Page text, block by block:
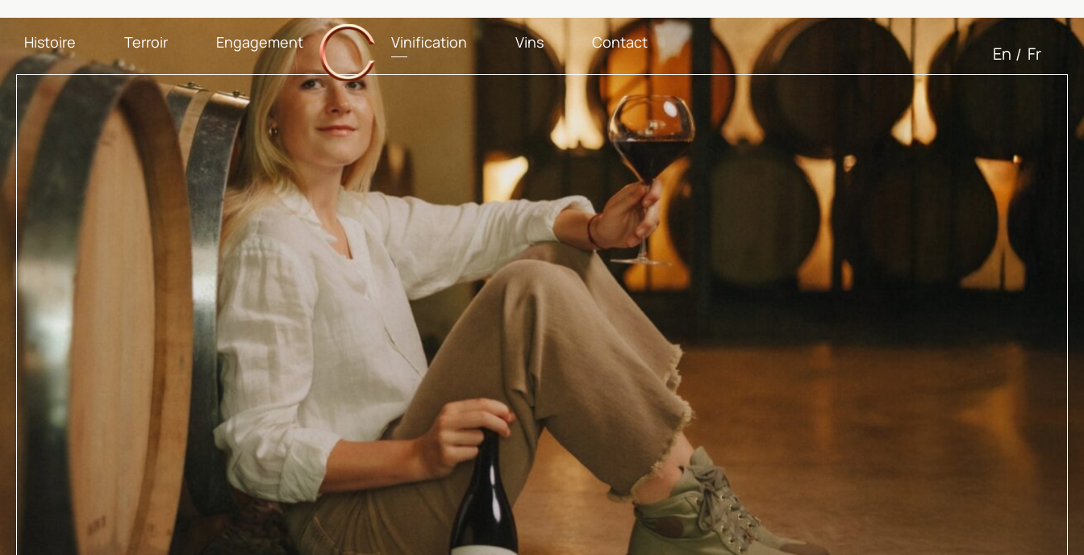
Histoire Terroir Engagement Vinification Vins Contact
En Fr